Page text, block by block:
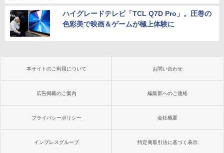
ハイグレードテレビ「TCL Q7D Pro」。圧巻の
色彩美で映画＆ゲームが極上体験に
本サイトのご利用について お問い合わせ
広告掲載のご案内 編集部へのご連絡
プライバシーポリシー 会社概要
インプレスグループ 特定商取引法に基づく表示